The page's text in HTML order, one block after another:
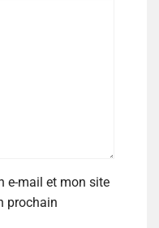
e-mail et mon site
prochain